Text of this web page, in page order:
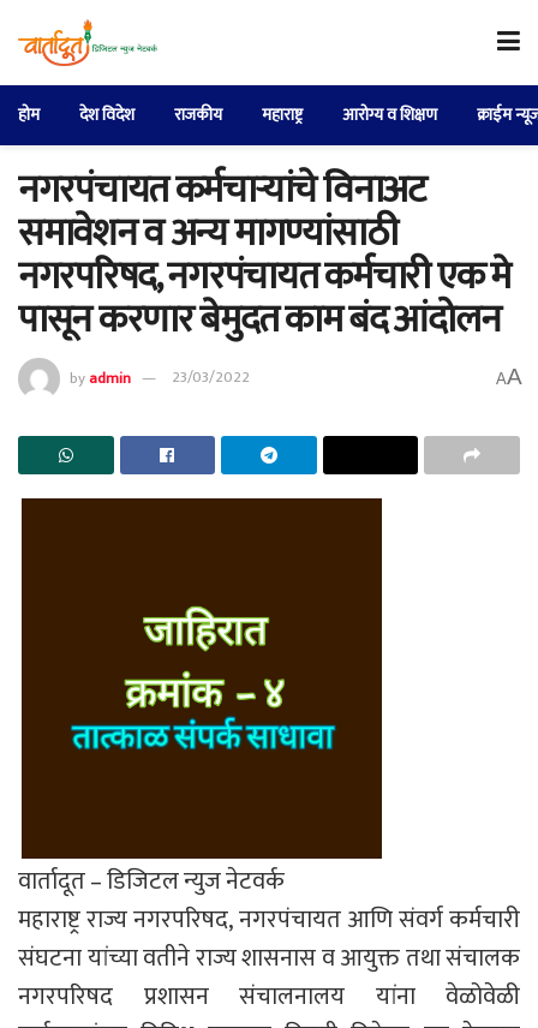
होम देश विदेश राजकीय महाराष्ट्र आरोग्य व शिक्षण क्राईम
नगरपंचायत कर्मचाऱ्यांचे विनाअट
समावेशन व अन्य मागण्यांसाठी
नगरपरिषद, नगरपंचायत कर्मचारी एक मे
पासून करणार बेमुदत काम बंद आंदोलन
byadmin 23/03/2022 AA
वार्तादूत – डिजिटल न्युज नेटवर्क
महाराष्ट्र राज्य नगरपरिषद, नगरपंचायत आणि संवर्ग कर्मचारी
संघटना यांच्या वतीने राज्य शासनास व आयुक्त तथा संचालक
नगरपरिषद प्रशासन संचालनालय यांना वेळोवेळी